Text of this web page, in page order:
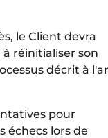
le Client devra
réinitialiser son
décrit à
pour
échecs lors de